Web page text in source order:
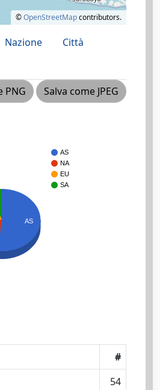
©OpenStreetMapcontributors.
Nazione
Città
PNG
Salva come JPEG
AS
NA
EU
SA
AS
#
54